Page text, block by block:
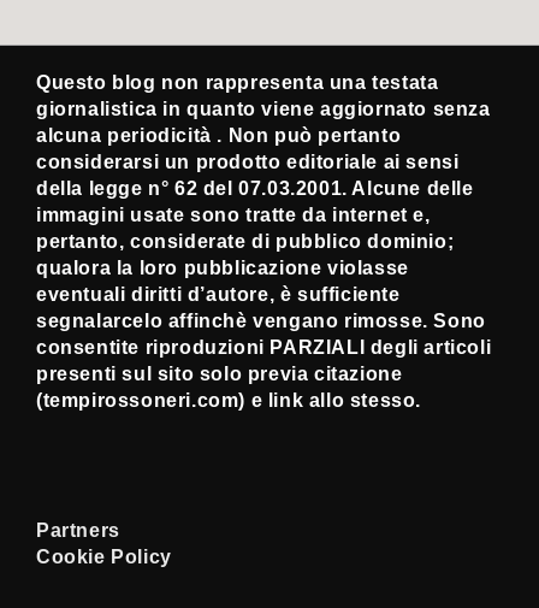
Questo blog non rappresenta una testata
giornalistica in quanto viene aggiornato senza
alcuna periodicità . Non può pertanto
considerarsi un prodotto editoriale ai sensi
della legge n° 62 del 07.03.2001. Alcune delle
immagini usate sono tratte da internet e,
pertanto, considerate di pubblico dominio;
qualora la loro pubblicazione violasse
eventuali diritti d’autore, è sufficiente
segnalarcelo affinchè vengano rimosse. Sono
consentite riproduzioni PARZIALI degli articoli
presenti sul sito solo previa citazione
(tempirossoneri.com) e link allo stesso.
Partners
Cookie Policy